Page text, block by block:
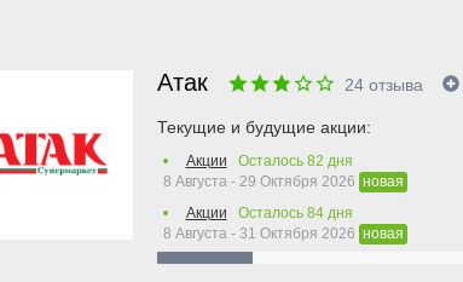
Атак 24отзыва
Текущие и будущие акции:
Акции Осталось 82 дня
8 Августа - 29 Октября 2026 новая
Акции
Осталось 84дня
8 Августа - 31 Октября 2026 новая